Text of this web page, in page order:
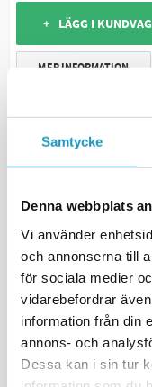
Samtycke
Denna webbplats
Vi använder
och annonserna till
för sociala medier
vidarebefordrar
information från din
annons- och
Dessa kan i sin tur
+ LÄGG I
MER INFORMATION
SMC
Kamkedjesläpa SMC
1 180 kr (ink. moms)
1 I LAGER